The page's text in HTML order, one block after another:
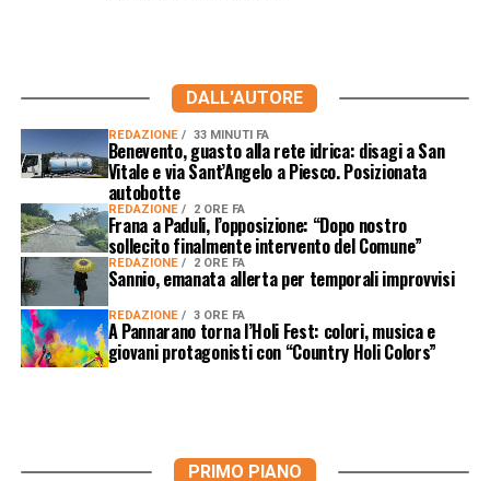
DALL'AUTORE
REDAZIONE 33 MINUTI FA
Benevento, guasto alla rete idrica: disagi a San
Vitale e via Sant’Angelo a Piesco. Posizionata
autobotte
REDAZIONE 2 ORE FA
Frana a Paduli, l’opposizione: “Dopo nostro
sollecito finalmente intervento del Comune”
REDAZIONE 2 ORE FA
Sannio, emanata allerta per temporali improvvisi
REDAZIONE 3 ORE FA
A Pannarano torna l’Holi Fest: colori, musica e
giovani protagonisti con “Country Holi Colors”
PRIMO PIANO